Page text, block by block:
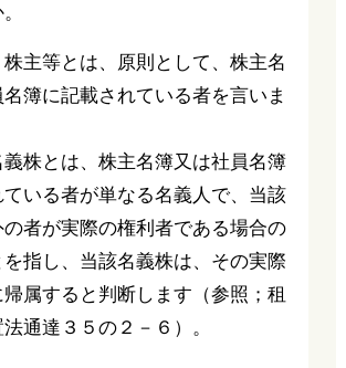
主等とは、原則として、株主名
簿に記載されている者を言いま
株とは、株主名簿又は社員名簿
いる者が単なる名義人で、当該
者が実際の権利者である場合の
指し、当該名義株は、その実際
属すると判断します（参照；租
通達３５の２－６）。